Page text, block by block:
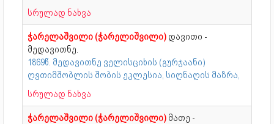
სრულად ნახვა
ჭარელაშვილი (ჭარელიშვილი) დავითი -
მედავითნე.
1869წ. მედავითნე ველისციხის (გურჯაანი)
ღვთიმშობლის შობის ეკლესია, სიღნაღის მაზრა,
სრულად ნახვა
ჭარელაშვილი (ჭარელიშვილი) მათე -